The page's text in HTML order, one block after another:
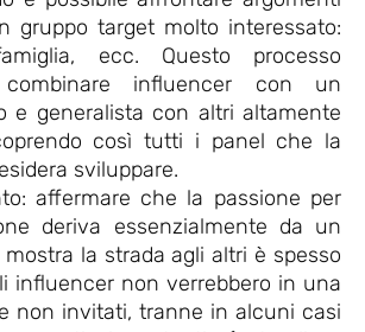
gruppo target molto interessato:
ecc. Questo processo
influencer con un
e generalista con altri altamente
così tutti i panel che la
sviluppare.
affermare che la passione per
deriva essenzialmente da un
la strada agli altri è spesso
influencer non verrebbero in una
non invitati, tranne in alcuni casi